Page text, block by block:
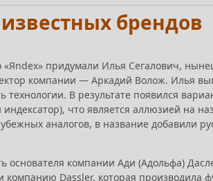
брендов
придумали Илья Сегалович,
компании — Аркадий Волож. Илья
В результате появился
что является аллюзией на
аналогов, в название добавили
основателя компании Ади (Адольфа)
компанию Dassler, которая производила